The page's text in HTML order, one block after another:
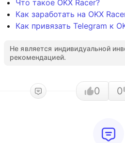
Что такое OKX Racer?
Как заработать на OKX
Как привязать Telegram к
Не является индивидуальной
рекомендацией.
0 0